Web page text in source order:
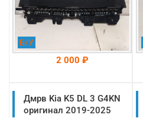
Б/У
2 000 ₽
На складе: Раменское
-->
Дмрв Kia K5 DL 3 G4KN
оригинал 2019-2025